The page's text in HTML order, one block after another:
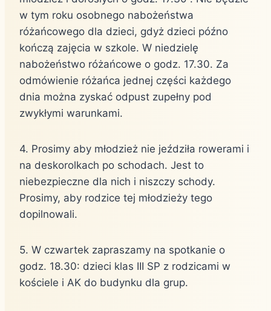
w tym roku osobnego nabożeństwa
różańcowego dla dzieci, gdyż dzieci późno
kończą zajęcia w szkole. W niedzielę
nabożeństwo różańcowe o godz. 17.30. Za
odmówienie różańca jednej części każdego
dnia można zyskać odpust zupełny pod
zwykłymi warunkami.
4. Prosimy aby młodzież nie jeździła rowerami i
na deskorolkach po schodach. Jest to
niebezpieczne dla nich i niszczy schody.
Prosimy, aby rodzice tej młodzieży tego
dopilnowali.
5. W czwartek zapraszamy na spotkanie o
godz. 18.30: dzieci klas III SP z rodzicami w
kościele i AK do budynku dla grup.